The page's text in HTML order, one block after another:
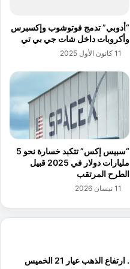
“أدوبي” تدمج فوتوشوب وإكسبرس
وأكروبات داخل شات جي بي تي
11 كانون الأول 2025
“سبيس إكس” تتكبد خسارة نحو 5
مليارات دولار في 2025 قبيل
الطرح المرتقب
11 نيسان 2026
بمقدار 1.1 دينار… ارتفاع الذهب عيار 21 الخميس